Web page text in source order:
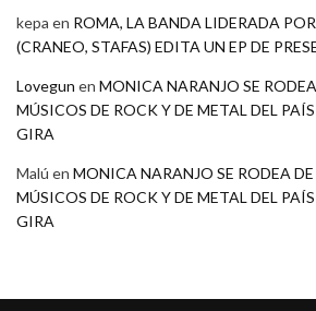
kepa en ROMA, LA BANDA LIDERADA
(CRANEO, STAFAS) EDITA UN EP DE
Lovegun en MONICA NARANJO SE
MÚSICOS DE ROCK Y DE METAL DEL
GIRA
Malú en MONICA NARANJO SE RODEA DE
MÚSICOS DE ROCK Y DE METAL DEL
GIRA